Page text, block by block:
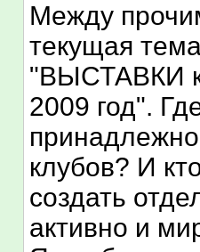
Между
текущая
"ВЫСТАВКИ
2009 год".
клубов? И
создать
активно и